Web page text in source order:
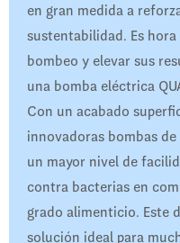
en gran medida a
sustentabilidad. Es
bombeo y elevar sus
una bomba eléctrica
Con un acabado
innovadoras bombas
un mayor nivel de
contra bacterias en
grado alimenticio. Este
solución ideal para